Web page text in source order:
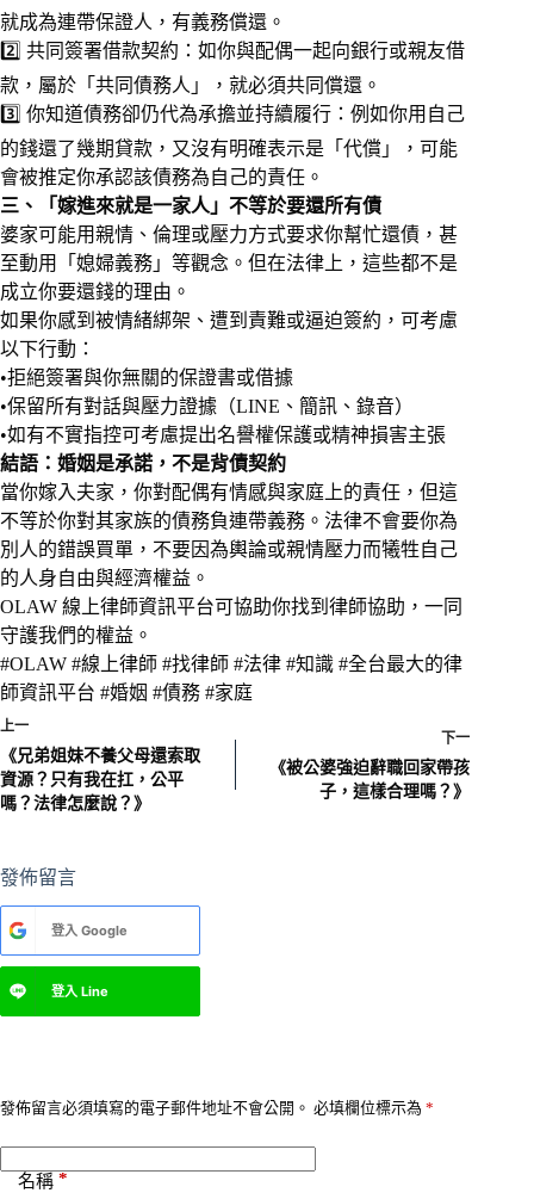
就成為連帶保證人，有義務償還。
2️⃣ 共同簽署借款契約：如你與配偶一起向銀行或親友借
款，屬於「共同債務人」，就必須共同償還。
3️⃣ 你知道債務卻仍代為承擔並持續履行：例如你用自己
的錢還了幾期貸款，又沒有明確表示是「代償」，可能
會被推定你承認該債務為自己的責任。
三、「嫁進來就是一家人」不等於要還所有債
婆家可能用親情、倫理或壓力方式要求你幫忙還債，甚
至動用「媳婦義務」等觀念。但在法律上，這些都不是
成立你要還錢的理由。
如果你感到被情緒綁架、遭到責難或逼迫簽約，可考慮
以下行動：
•拒絕簽署與你無關的保證書或借據
•保留所有對話與壓力證據（LINE、簡訊、錄音）
•如有不實指控可考慮提出名譽權保護或精神損害主張
結語：婚姻是承諾，不是背債契約
當你嫁入夫家，你對配偶有情感與家庭上的責任，但這
不等於你對其家族的債務負連帶義務。法律不會要你為
別人的錯誤買單，不要因為輿論或親情壓力而犧牲自己
的人身自由與經濟權益。
OLAW 線上律師資訊平台可協助你找到律師協助，一同
守護我們的權益。
#OLAW #線上律師 #找律師 #法律 #知識 #全台最大的律
師資訊平台 #婚姻 #債務 #家庭
上一
《兄弟姐妹不養父母還索取
資源？只有我在扛，公平
嗎？法律怎麼說？》
下一
《被公婆強迫辭職回家帶孩
子，這樣合理嗎？》
發佈留言
登入 Google
登入 Line
發佈留言必須填寫的電子郵件地址不會公開。 必填欄位標示為 *
名稱 *
A
t
n
v
: